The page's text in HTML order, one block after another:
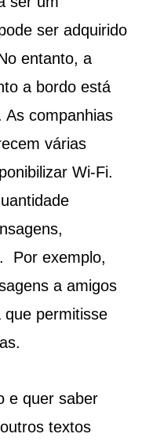
ser adquirido
entanto, a
a bordo está
As companhias
várias
Wi-Fi.
Por exemplo,
a amigos
permitisse
e quer saber
textos